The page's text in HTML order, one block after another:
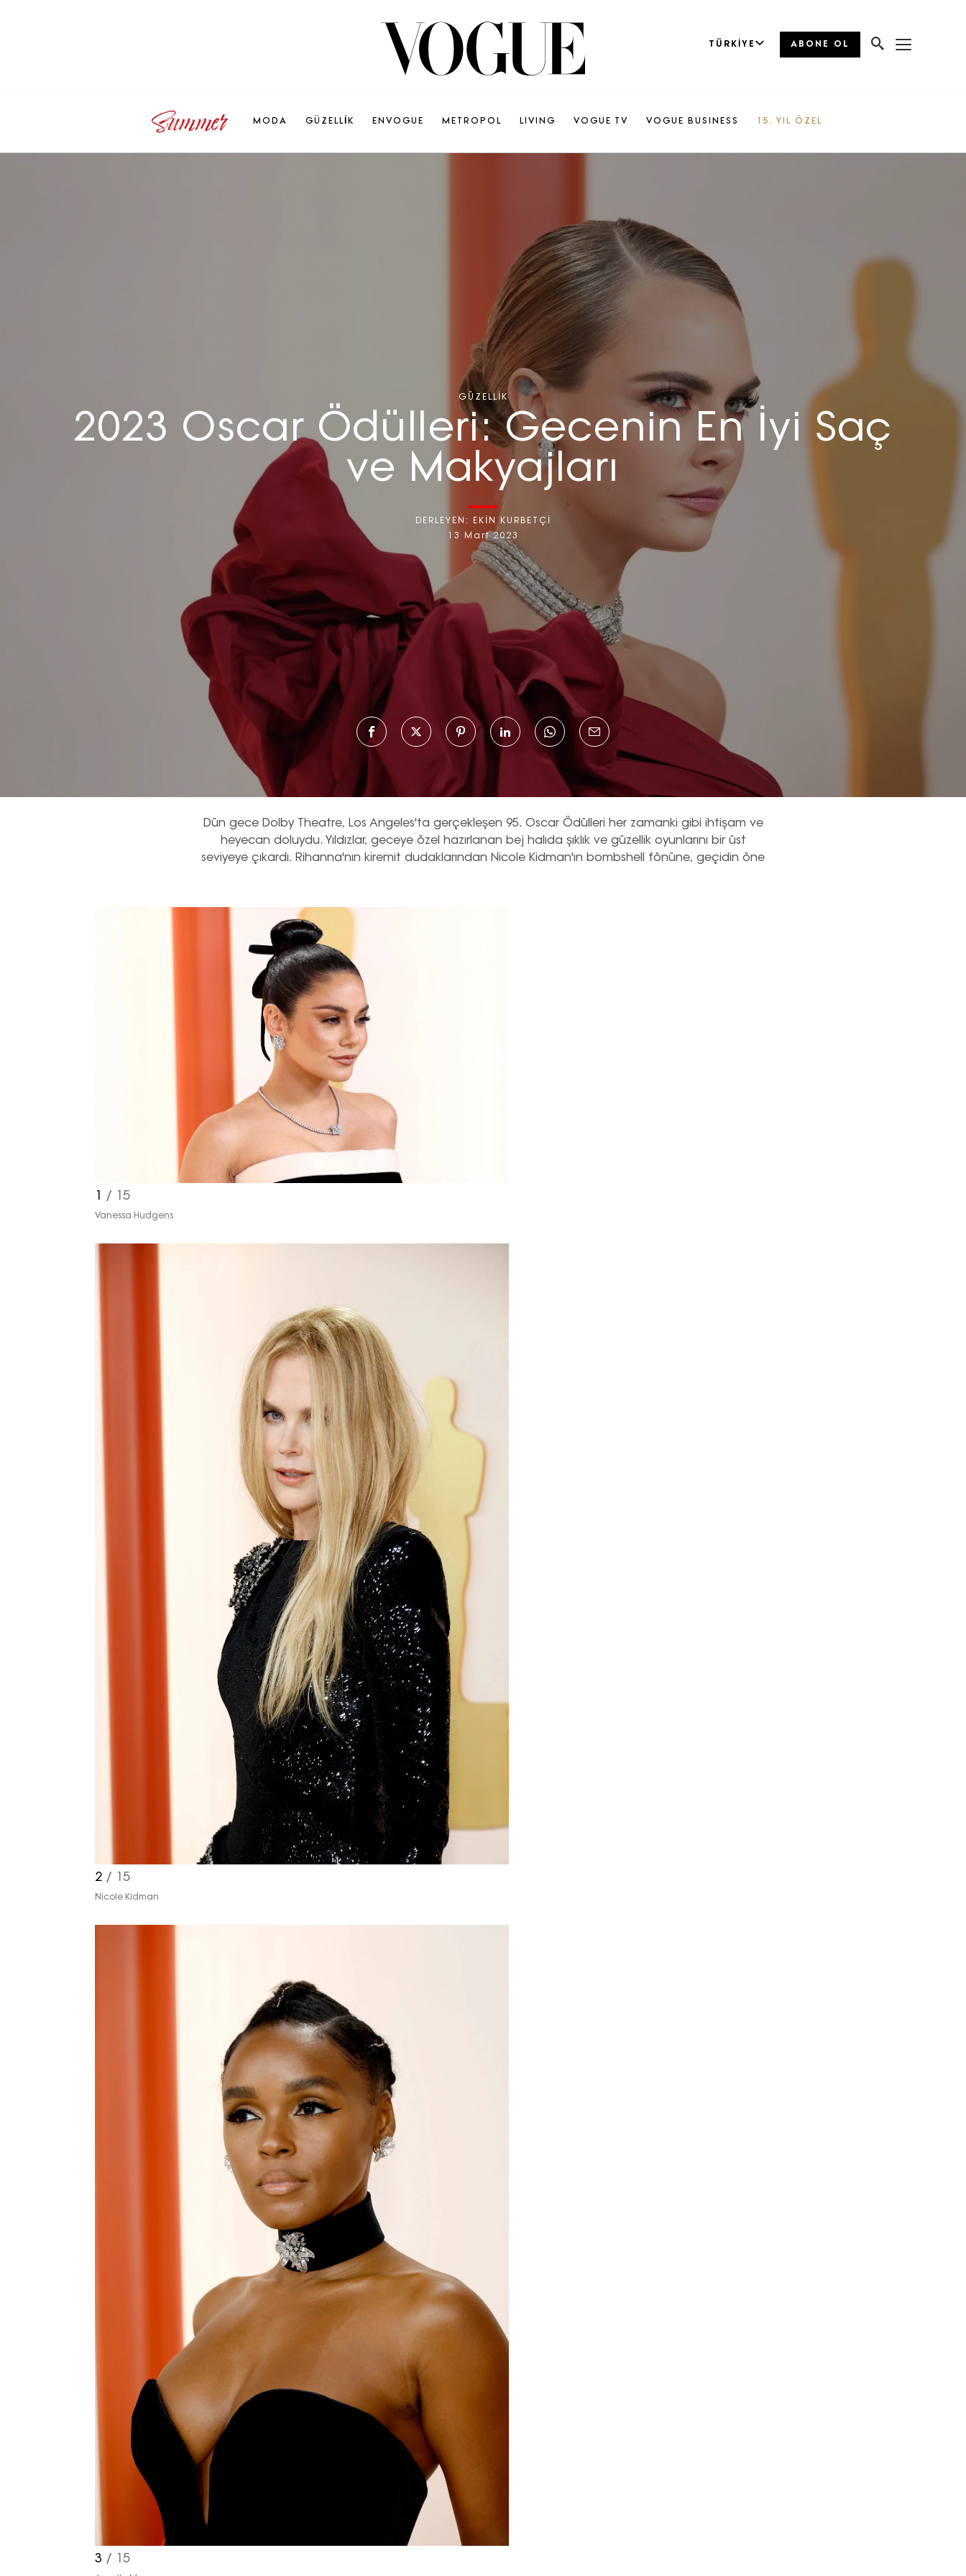
TÜRKIYE ABONE OL
MODA GÜZELLİK ENVOGUE METROPOL LIVING VOGUE TV VOGUE BUSINESS 15. YIL ÖZEL
Haftalık E-Bülten
Moda dünyasında neler oluyor? Yeni fikirler, öne çıkan
koleksiyonlar, en vogue trendler, ünlülerden güzelllik sırları
ve en popüler partilerden haberdar olmak için haftalık e-
bültenimize kaydolun.
Turkuvaz Haberleşme ve Yayıncılık A.Ş. tarafından
https://vogue.com.tr/internet sitesi üzerinden sunulan
ürün ve hizmetlere ilişkin reklam, tanıtım, pazarlama ve
kutlama/ temenni amaçlı her türlü e-bülten/ ticari
elektronik ileti gönderiminin e-posta yoluyla tarafıma
yapılmasına onay ve bu kapsamda/ amaçla ad/ soyad
ve e-posta adresi verilerimin işlenmesine açık rıza
veriyorum.
GÜZELLIK
2023 Oscar Ödülleri: Gecenin En İyi Saç
ve Makyajları
DERLEYEN:
EKİN KURBETÇİ
13 Mart 2023
Dün gece Dolby Theatre, Los Angeles'ta gerçekleşen 95. Oscar Ödülleri her zamanki gibi ihtişam ve
heyecan doluydu. Yıldızlar, geceye özel hazırlanan bej halıda şıklık ve güzellik oyunlarını bir üst
seviyeye çıkardı. Rihanna'nın kiremit dudaklarından Nicole Kidman'ın bombshell fönüne, geçidin öne
1 / 15
Vanessa Hudgens
2 / 15
Nicole Kidman
3 / 15